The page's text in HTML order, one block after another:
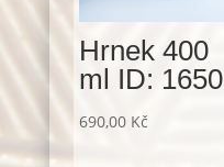
Hrnek 400
ml ID: 1650
690,00 Kč